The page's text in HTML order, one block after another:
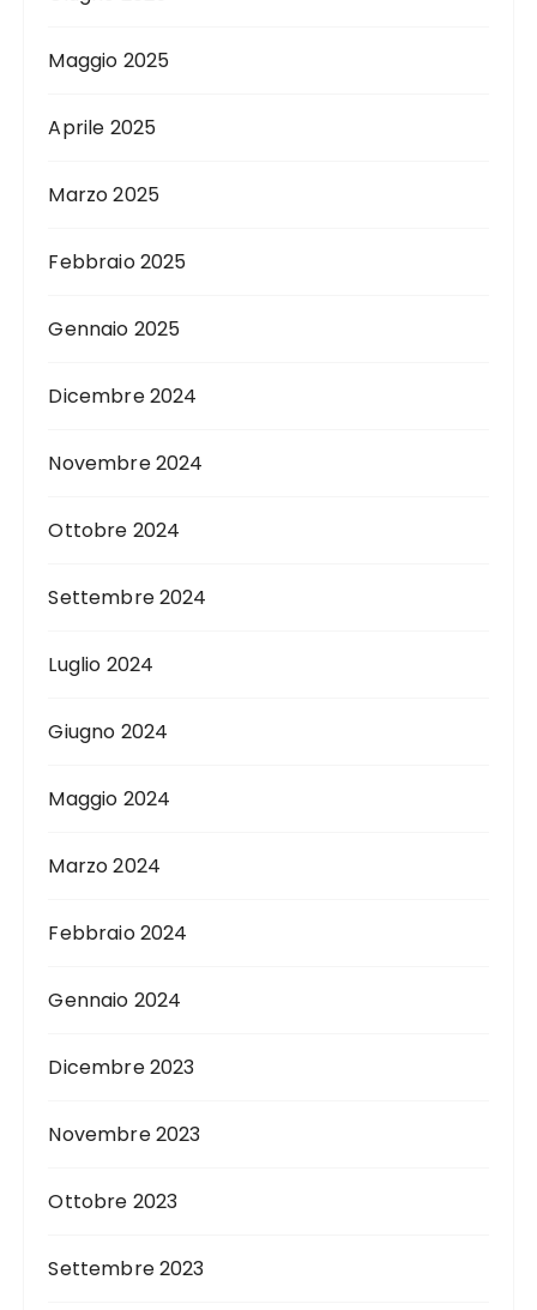
Maggio 2025
Aprile 2025
Marzo 2025
Febbraio 2025
Gennaio 2025
Dicembre 2024
Novembre 2024
Ottobre 2024
Settembre 2024
Luglio 2024
Giugno 2024
Maggio 2024
Marzo 2024
Febbraio 2024
Gennaio 2024
Dicembre 2023
Novembre 2023
Ottobre 2023
Settembre 2023